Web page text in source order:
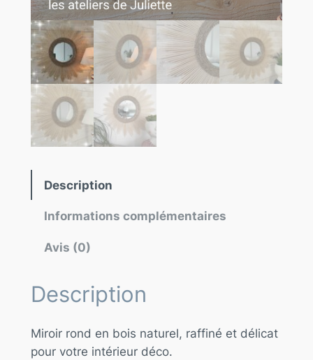
Description
Informations complémentaires
Avis (0)
Description
Miroir rond en bois naturel, raffiné et délicat
pour votre intérieur déco.